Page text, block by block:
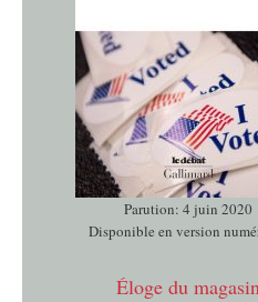
Parution: 4 juin 2020
Disponible en version
Éloge du